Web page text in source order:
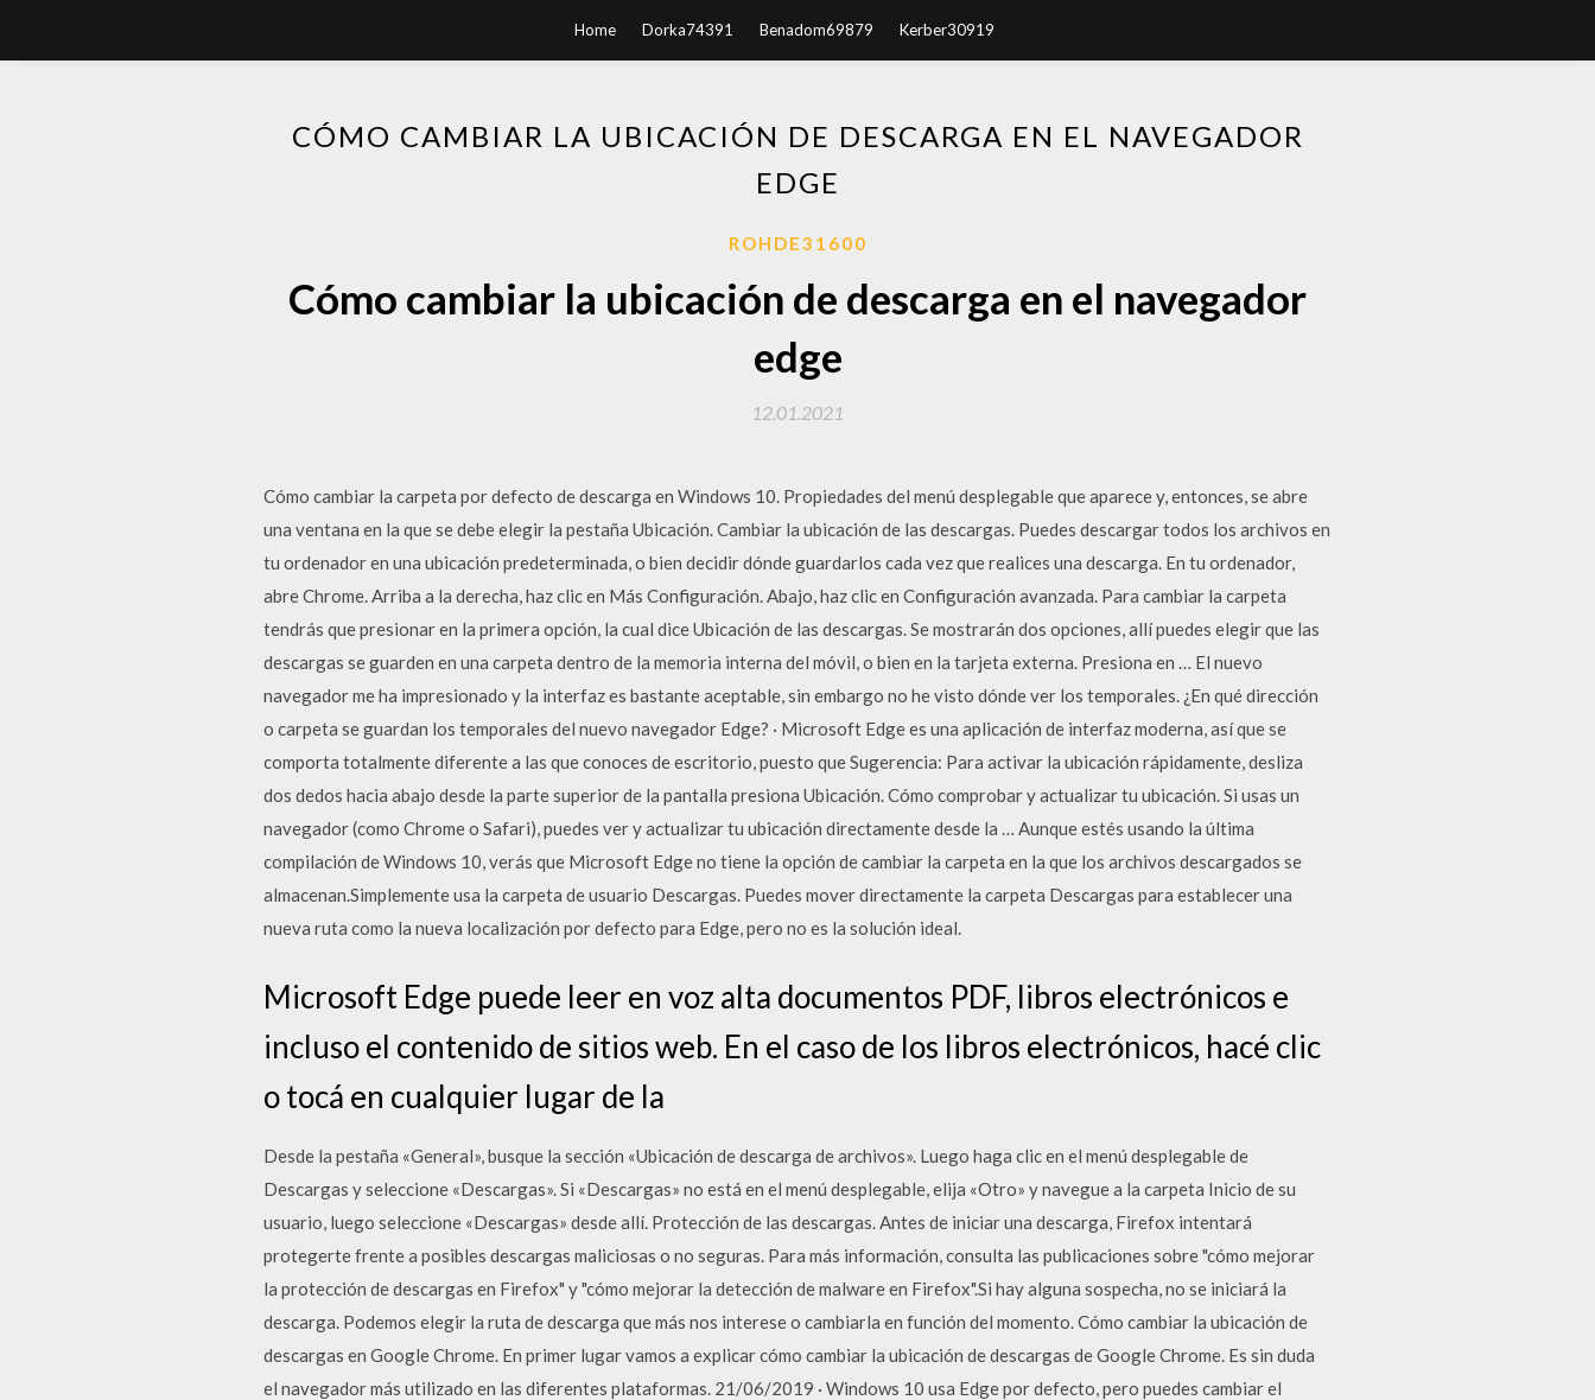
Home Dorka74391 Benadom69879 Kerber30919
CÓMO CAMBIAR LA UBICACIÓN DE DESCARGA EN EL NAVEGADOR
EDGE
ROHDE31600
Cómo cambiar la ubicación de descarga en el navegador
edge
12.01.2021
Cómo cambiar la carpeta por defecto de descarga en Windows 10. Propiedades del menú desplegable que aparece y, entonces, se abre
una ventana en la que se debe elegir la pestaña Ubicación. Cambiar la ubicación de las descargas. Puedes descargar todos los archivos en
tu ordenador en una ubicación predeterminada, o bien decidir dónde guardarlos cada vez que realices una descarga. En tu ordenador,
abre Chrome. Arriba a la derecha, haz clic en Más Configuración. Abajo, haz clic en Configuración avanzada. Para cambiar la carpeta
tendrás que presionar en la primera opción, la cual dice Ubicación de las descargas. Se mostrarán dos opciones, allí puedes elegir que las
descargas se guarden en una carpeta dentro de la memoria interna del móvil, o bien en la tarjeta externa. Presiona en … El nuevo
navegador me ha impresionado y la interfaz es bastante aceptable, sin embargo no he visto dónde ver los temporales. ¿En qué dirección
o carpeta se guardan los temporales del nuevo navegador Edge? · Microsoft Edge es una aplicación de interfaz moderna, así que se
comporta totalmente diferente a las que conoces de escritorio, puesto que Sugerencia: Para activar la ubicación rápidamente, desliza
dos dedos hacia abajo desde la parte superior de la pantalla presiona Ubicación. Cómo comprobar y actualizar tu ubicación. Si usas un
navegador (como Chrome o Safari), puedes ver y actualizar tu ubicación directamente desde la … Aunque estés usando la última
compilación de Windows 10, verás que Microsoft Edge no tiene la opción de cambiar la carpeta en la que los archivos descargados se
almacenan.Simplemente usa la carpeta de usuario Descargas. Puedes mover directamente la carpeta Descargas para establecer una
nueva ruta como la nueva localización por defecto para Edge, pero no es la solución ideal.
Microsoft Edge puede leer en voz alta documentos PDF, libros electrónicos e
incluso el contenido de sitios web. En el caso de los libros electrónicos, hacé clic
o tocá en cualquier lugar de la
Desde la pestaña «General», busque la sección «Ubicación de descarga de archivos». Luego haga clic en el menú desplegable de
Descargas y seleccione «Descargas». Si «Descargas» no está en el menú desplegable, elija «Otro» y navegue a la carpeta Inicio de su
usuario, luego seleccione «Descargas» desde allí. Protección de las descargas. Antes de iniciar una descarga, Firefox intentará
protegerte frente a posibles descargas maliciosas o no seguras. Para más información, consulta las publicaciones sobre "cómo mejorar
la protección de descargas en Firefox" y "cómo mejorar la detección de malware en Firefox".Si hay alguna sospecha, no se iniciará la
descarga. Podemos elegir la ruta de descarga que más nos interese o cambiarla en función del momento. Cómo cambiar la ubicación de
descargas en Google Chrome. En primer lugar vamos a explicar cómo cambiar la ubicación de descargas de Google Chrome. Es sin duda
el navegador más utilizado en las diferentes plataformas. 21/06/2019 · Windows 10 usa Edge por defecto, pero puedes cambiar el